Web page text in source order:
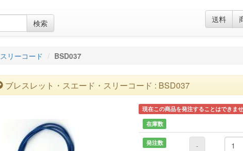
検索 送料
スリーコード BSD037
ブレスレット・スエード・スリーコード : BSD037
現在この商品を発注することはできま
在庫数
発注数 -